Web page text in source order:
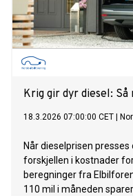
Krig gir dyr diesel:
18.3.2026 07:00:00 CET
Når dieselprisen
forskjellen i kostnader
beregninger fra
110 mil i måneden